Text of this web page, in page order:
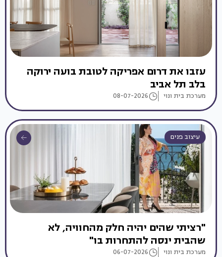
עזבו את דרום אפריקה לטובת בועה ירוקה
בלב תל אביב
מערכת בית ונוי 08-07-2026
עיצוב פנים
"רציתי שהים יהיה חלק מהחוויה, לא
שהבית ינסה להתחרות בו"
מערכת בית ונוי 06-07-2026